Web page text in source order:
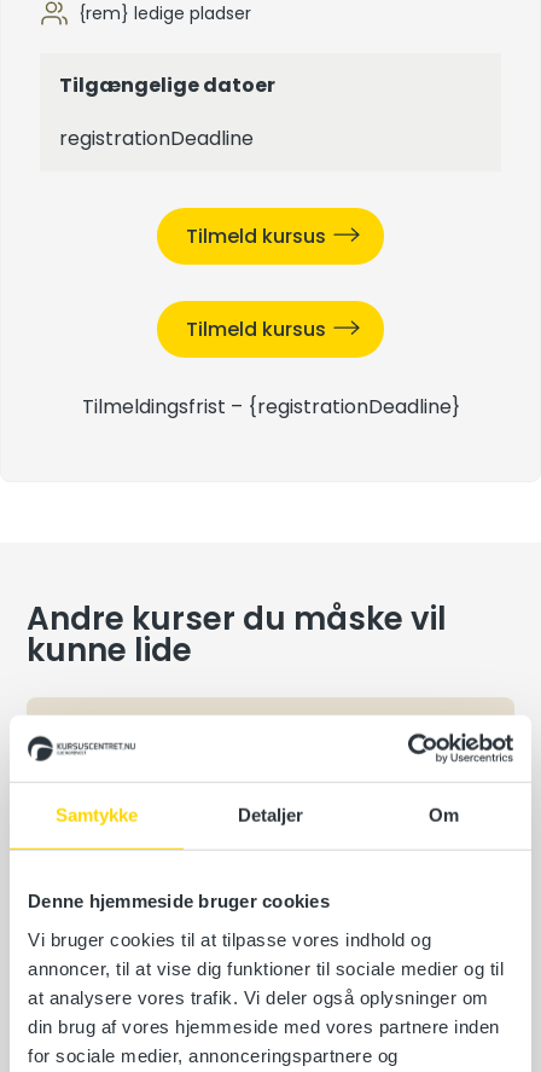
Samtykke Detaljer Om
Denne hjemmeside bruger cookies
Vi bruger cookies til at tilpasse vores indhold og
annoncer, til at vise dig funktioner til sociale medier og til
at analysere vores trafik. Vi deler også oplysninger om
din brug af vores hjemmeside med vores partnere inden
for sociale medier, annonceringspartnere og
{rem} ledige pladser
Tilgængelige datoer
registrationDeadline
Tilmeld kursus
Tilmeld kursus
Tilmeldingsfrist – {registrationDeadline}
Andre kurser du måske vil
kunne lide
EUC Nordvest, Mosegårdsvej 10, 7900
Nykøbing Mors
9. september 2026
15 ledige pladser
Læs mere
Dyrevelfærdsloven